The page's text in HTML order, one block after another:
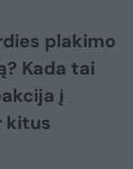
plakimo
Kada tai
į
kitus